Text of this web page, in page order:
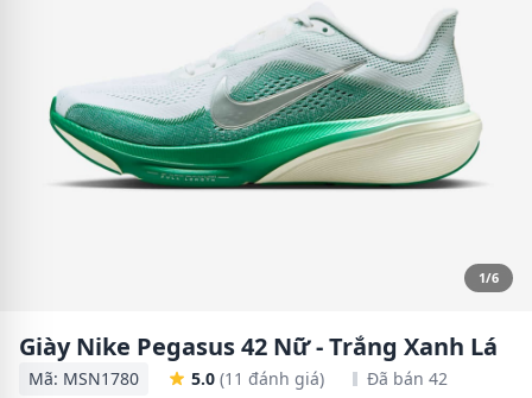
1/6
Giày Nike Pegasus 42 Nữ - Trắng Xanh Lá
Mã: MSN1780 5.0 (11 đánh giá) Đã bán 42